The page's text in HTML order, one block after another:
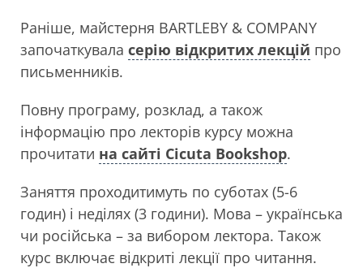
Раніше, майстерня BARTLEBY & COMPANY
започаткувала серію відкритих лекцій про
письменників.
Повну програму, розклад, а також
інформацію про лекторів курсу можна
прочитати на сайті Cicuta Bookshop.
Заняття проходитимуть по суботах (5-6
годин) і неділях (3 години). Мова – українська
чи російська – за вибором лектора. Також
курс включає відкриті лекції про читання.